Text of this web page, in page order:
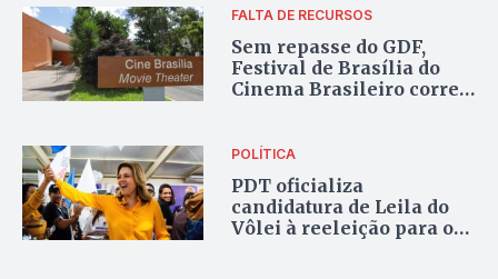
FALTA DE RECURSOS
Sem repasse do GDF,
Festival de Brasília do
Cinema Brasileiro corre
POLÍTICA
PDT oficializa
candidatura de Leila do
Vôlei à reeleição para o